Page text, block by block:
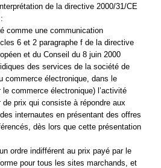
de la directive 2000/31/CE
comme une communication
6 et 2 paragraphe f de la directive
et du Conseil du 8 juin 2000
des services de la société de
commerce électronique, dans le
commerce électronique) l’activité
de prix qui consiste à répondre aux
internautes en présentant des offres
dès lors que cette présentation
ordre indifférent au prix payé par le
pour tous les sites marchands, et